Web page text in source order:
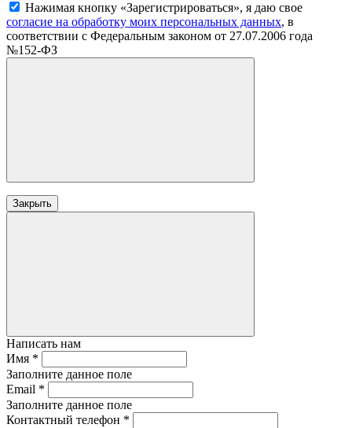
Нажимая кнопку «Зарегистрироваться», я даю свое
согласие на обработку моих персональных данных, в
соответствии с Федеральным законом от 27.07.2006 года
№152-ФЗ
Закрыть
Написать нам
Имя *
Заполните данное поле
Email *
Заполните данное поле
Контактный телефон *